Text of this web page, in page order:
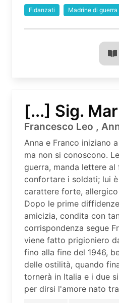
Fidanzati Madrine di guerra
[...] Sig.
Francesco Leo ,
Anna e Franco iniziano
ma non si conoscono.
guerra, manda lettere
confortare i soldati; lui
carattere forte,
Dopo le prime
amicizia, condita con
corrispondenza segue
viene fatto prigioniero
fino alla fine del 1946,
delle ostilità, quando
tornerà in Italia e i due
per dirsi l'amore nato